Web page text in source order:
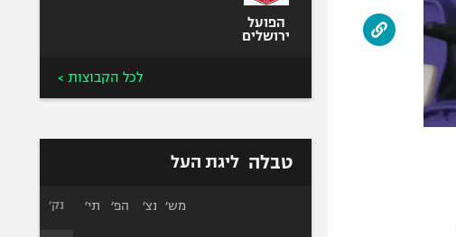
הפועל
ירושלים
לכל הקבוצות >
טבלה ליגת העל
מש׳ נצ׳ הפ׳ תי׳ נק׳